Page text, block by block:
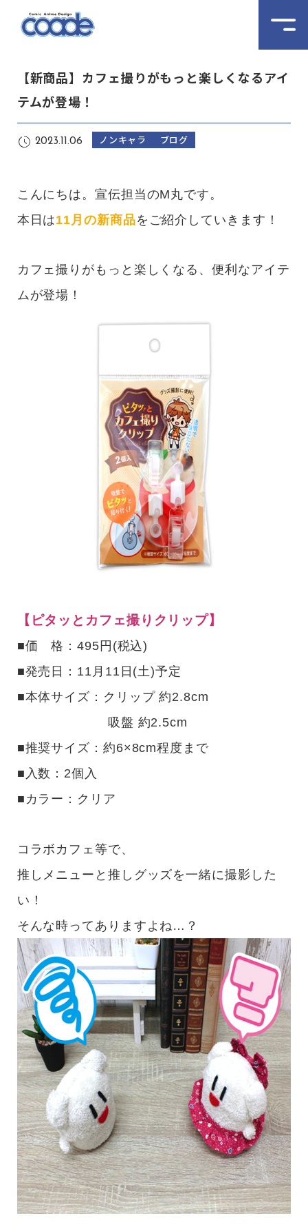
【新商品】カフェ撮りがもっと楽しくなるアイ
テムが登場！
2023.11.06 ノンキャラ ブログ
こんにちは。宣伝担当のM丸です。
本日は11月の新商品をご紹介していきます！
カフェ撮りがもっと楽しくなる、便利なアイテ
ムが登場！
【ピタッとカフェ撮りクリップ】
■価 格：495円(税込)
■発売日：11月11日(土)予定
■本体サイズ：クリップ 約2.8cm
吸盤 約2.5cm
■推奨サイズ：約6×8cm程度まで
■入数：2個入
■カラー：クリア
コラボカフェ等で、
推しメニューと推しグッズを一緒に撮影した
い！
そんな時ってありますよね…？